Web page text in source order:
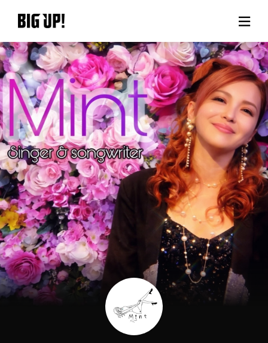
BIG UP!について
ニュース
料金プラン
サポート
ご利用の流れ
よくある質問